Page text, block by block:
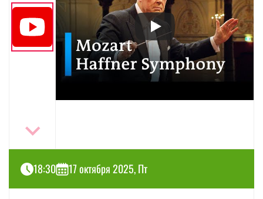
18:30 17 октября 2025, Пт